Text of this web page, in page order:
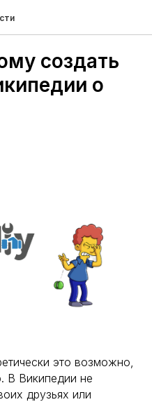
создать
о
это возможно,
В Википедии не
друзьях или